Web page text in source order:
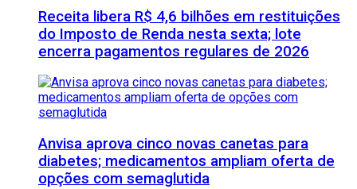
Receita libera R$ 4,6 bilhões em restituições
do Imposto de Renda nesta sexta; lote
encerra pagamentos regulares de 2026
Anvisa aprova cinco novas canetas para
diabetes; medicamentos ampliam oferta de
opções com semaglutida